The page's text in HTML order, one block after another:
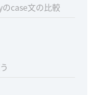
case文の比較